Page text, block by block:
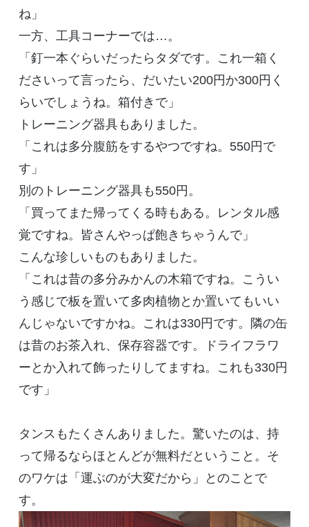
ね」
一方、工具コーナーでは…。
「釘一本ぐらいだったらタダです。これ一箱く
ださいって言ったら、だいたい200円か300円く
らいでしょうね。箱付きで」
トレーニング器具もありました。
「これは多分腹筋をするやつですね。550円で
す」
別のトレーニング器具も550円。
「買ってまた帰ってくる時もある。レンタル感
覚ですね。皆さんやっぱ飽きちゃうんで」
こんな珍しいものもありました。
「これは昔の多分みかんの木箱ですね。こうい
う感じで板を置いて多肉植物とか置いてもいい
んじゃないですかね。これは330円です。隣の缶
は昔のお茶入れ、保存容器です。ドライフラワ
ーとか入れて飾ったりしてますね。これも330円
です」
タンスもたくさんありました。驚いたのは、持
って帰るならほとんどが無料だということ。そ
のワケは「運ぶのが大変だから」とのことで
す。